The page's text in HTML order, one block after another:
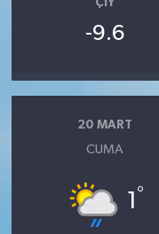
ÇIY
-9.6
20 MART
CUMA
1 °